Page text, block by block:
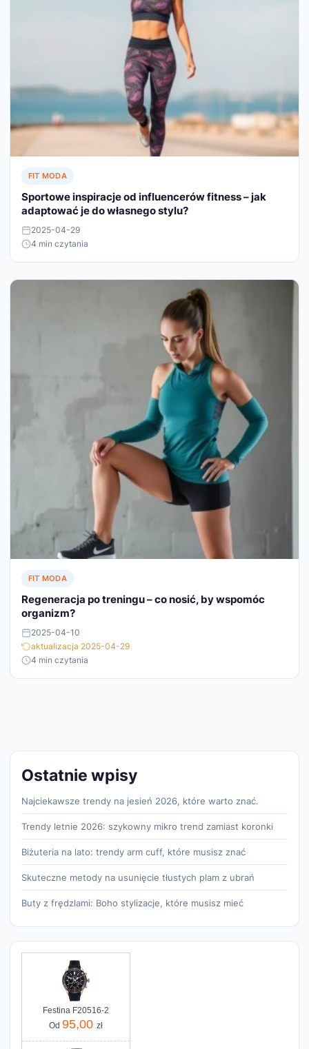
FIT MODA
Sportowe inspiracje od influencerów fitness – jak
adaptować je do własnego stylu?
2025-04-29
4 min czytania
FIT MODA
Regeneracja po treningu – co nosić, by wspomóc
organizm?
2025-04-10
aktualizacja 2025-04-29
4 min czytania
Ostatnie wpisy
Najciekawsze trendy na jesień 2026, które warto znać.
Trendy letnie 2026: szykowny mikro trend zamiast koronki
Biżuteria na lato: trendy arm cuff, które musisz znać
Skuteczne metody na usunięcie tłustych plam z ubrań
Buty z frędzlami: Boho stylizacje, które musisz mieć
Festina F20516-2
Od 95,00 zł